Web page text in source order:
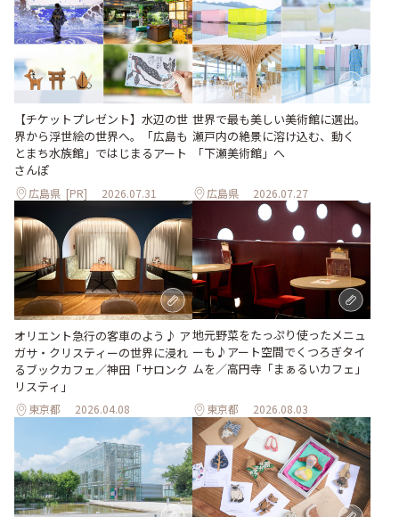
【チケットプレゼント】水辺の世
界から浮世絵の世界へ。「広島も
とまち水族館」ではじまるアート
さんぽ
広島県 [PR] 2026.07.31
世界で最も美しい美術館に選出。
瀬戸内の絶景に溶け込む、動く
「下瀬美術館」へ
広島県 2026.07.27
オリエント急行の客車のよう♪ ア
ガサ・クリスティーの世界に浸れ
るブックカフェ／神田「サロンク
リスティ」
東京都 2026.04.08
地元野菜をたっぷり使ったメニュ
ーも♪アート空間でくつろぎタイ
ムを／高円寺「まぁるいカフェ」
東京都 2026.08.03